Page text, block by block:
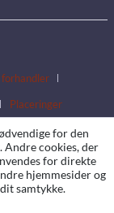
forhandler
Placeringer
for den
cookies, der
for direkte
hjemmesider og
samtykke.